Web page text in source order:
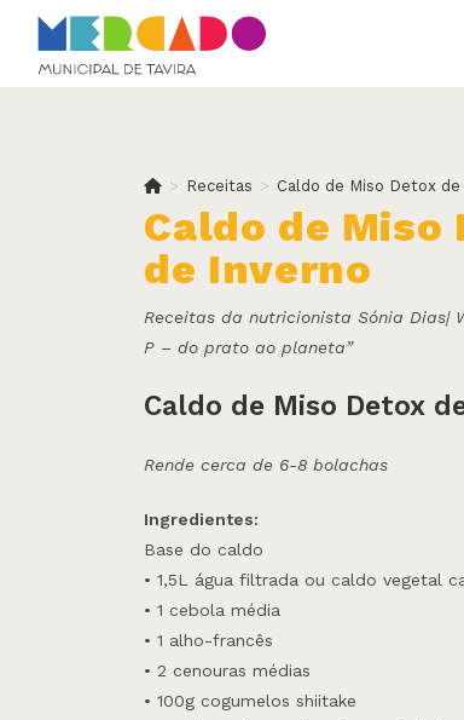
content
> Receitas > Caldo de Miso Detox
Caldo de Miso
de Inverno
Receitas da nutricionista Sónia Dias|
P – do prato ao planeta”
Caldo de Miso Detox
Rende cerca de 6-8 bolachas
Ingredientes:
Base do caldo
• 1,5L água filtrada ou caldo vegetal
• 1 cebola média
• 1 alho-francês
• 2 cenouras médias
• 100g cogumelos shiitake